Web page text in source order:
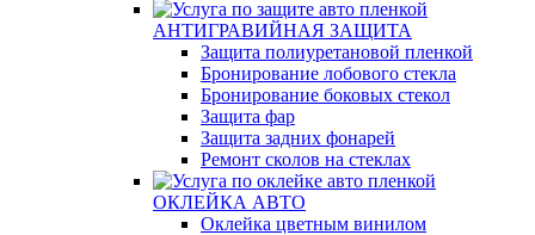
АНТИГРАВИЙНАЯ ЗАЩИТА
Защита полиуретановой пленкой
Бронирование лобового стекла
Бронирование боковых стекол
Защита фар
Защита задних фонарей
Ремонт сколов на стеклах
ОКЛЕЙКА АВТО
Оклейка цветным винилом